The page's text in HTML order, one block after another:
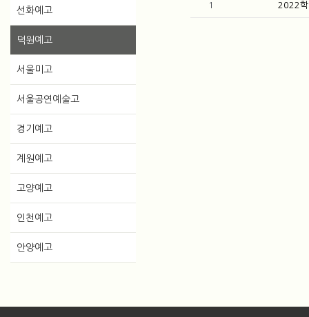
선화예고
덕원예고
서울미고
서울공연예술고
경기예고
계원예고
고양예고
인천예고
안양예고
1 2022학